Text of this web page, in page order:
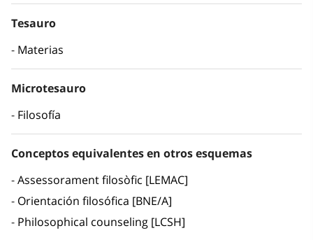
Tesauro
Materias
Microtesauro
Filosofía
Conceptos equivalentes en otros esquemas
Assessorament filosòfic [LEMAC]
Orientación filosófica [BNE/A]
Philosophical counseling [LCSH]